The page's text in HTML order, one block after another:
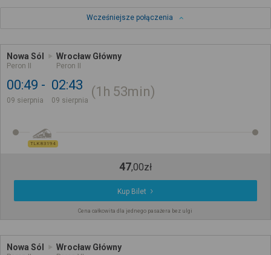
Wcześniejsze połączenia
Nowa Sól
Peron II
Wrocław Główny
Peron II
00:49
09 sierpnia
02:43
09 sierpnia
1h 53min
TLK 83194
47,00zł
Kup Bilet
Cena całkowita dla jednego pasażera bez ulgi
Nowa Sól Wrocław Główny